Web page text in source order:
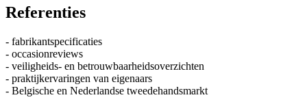
Referenties
- fabrikantspecificaties
- occasionreviews
- veiligheids- en betrouwbaarheidsoverzichten
- praktijkervaringen van eigenaars
- Belgische en Nederlandse tweedehandsmarkt